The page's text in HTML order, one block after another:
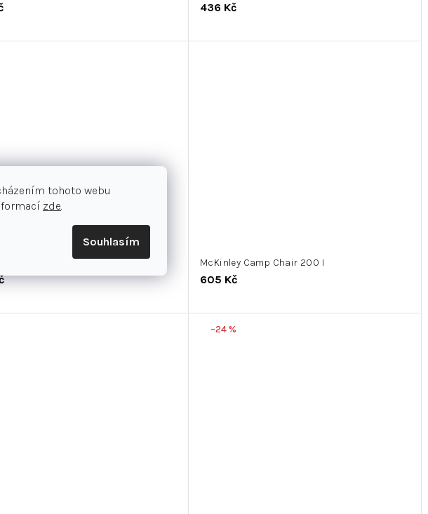
tohoto webu
zde.
Souhlasím
436 Kč
Bear Spray CR 150ml Cover McKinley Camp Chair 200 I
605 Kč
–24 %